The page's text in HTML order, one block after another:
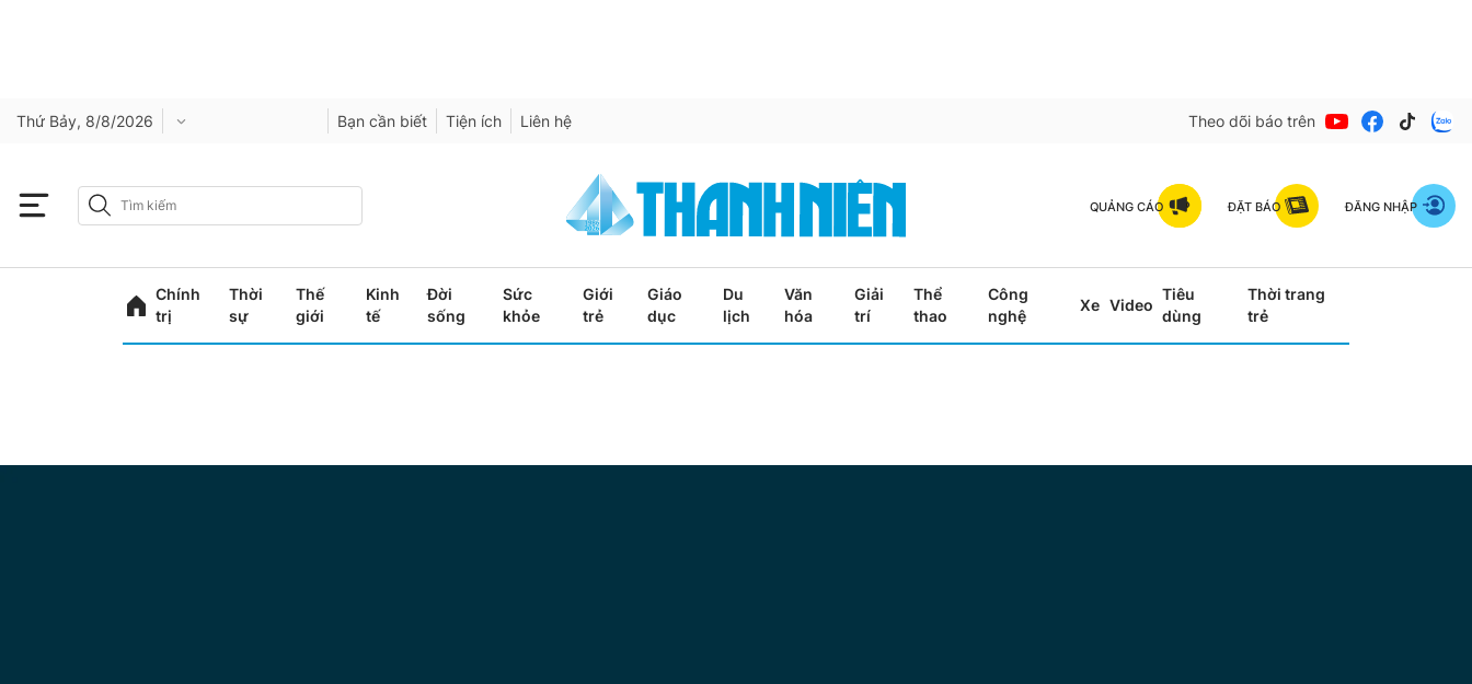
Thứ Bảy, 8/8/2026 Bạn cần biết Tiện ích Liên hệ Theo dõi báo trên
QUẢNG CÁO ĐẶT BÁO ĐĂNG NHẬP
Chính
trị
Thời
sự
Thế
giới
Kinh
tế
Đời
sống
Sức
khỏe
Giới
trẻ
Giáo
dục
Du
lịch
Văn
hóa
Giải
trí
Thể
thao
Công
nghệ
Xe Video
Tiêu
dùng
Thời trang
trẻ